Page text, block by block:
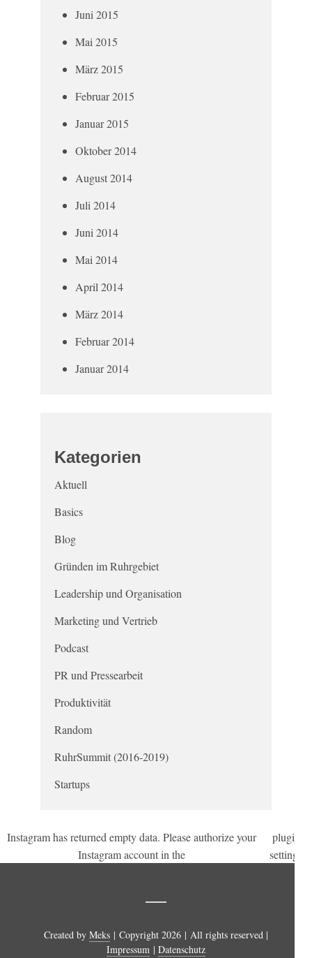
Juni 2015
Mai 2015
März 2015
Februar 2015
Januar 2015
Oktober 2014
August 2014
Juli 2014
Juni 2014
Mai 2014
April 2014
März 2014
Februar 2014
Januar 2014
Kategorien
Aktuell
Basics
Blog
Gründen im Ruhrgebiet
Leadership und Organisation
Marketing und Vertrieb
Podcast
PR und Pressearbeit
Produktivität
Random
RuhrSummit (2016-2019)
Startups
Instagram has returned empty data. Please authorize your
Instagram account in the
plugin
settings
Created by Meks | Copyright 2026 | All rights reserved |
Impressum | Datenschutz